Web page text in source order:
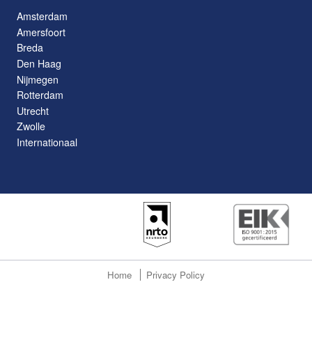
Amsterdam
Amersfoort
Breda
Den Haag
Nijmegen
Rotterdam
Utrecht
Zwolle
Internationaal
Home Privacy Policy